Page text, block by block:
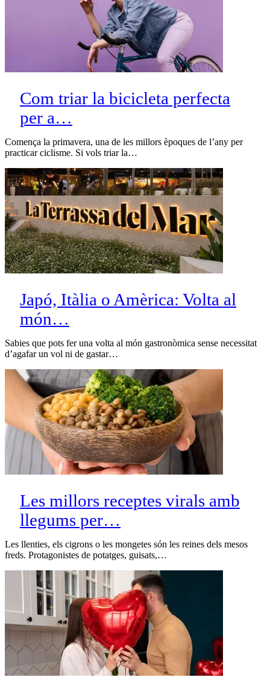
Com triar la bicicleta perfecta
per a…
Comença la primavera, una de les millors èpoques de l’any per
practicar ciclisme. Si vols triar la…
Japó, Itàlia o Amèrica: Volta al
món…
Sabies que pots fer una volta al món gastronòmica sense necessitat
d’agafar un vol ni de gastar…
Les millors receptes virals amb
llegums per…
Les llenties, els cigrons o les mongetes són les reines dels mesos
freds. Protagonistes de potatges, guisats,…